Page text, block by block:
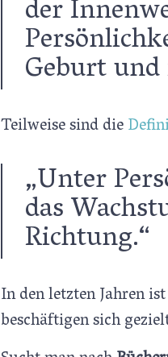
der
Geburt
Teilweise sind die
„Unter
das
Richtung.“
In den letzten Jahren
beschäftigen sich